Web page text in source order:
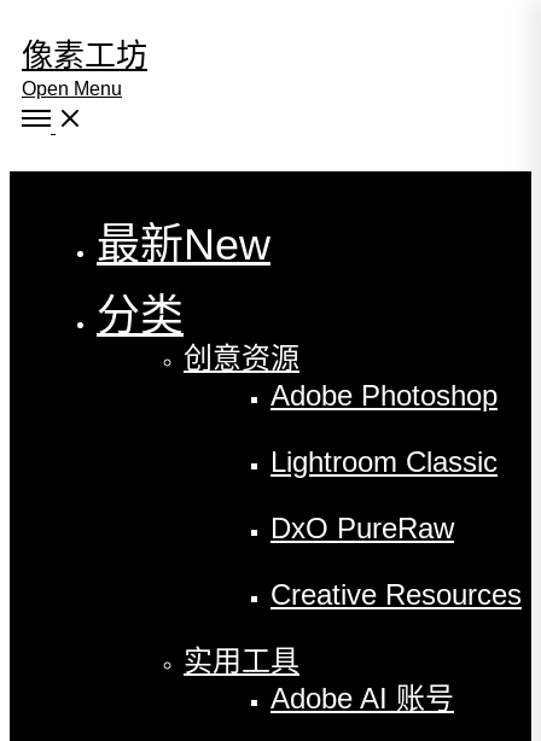
像素工坊
Open Menu
最新New
分类
创意资源
Adobe Photoshop
Lightroom Classic
DxO PureRaw
Creative Resources
实用工具
Adobe AI 账号